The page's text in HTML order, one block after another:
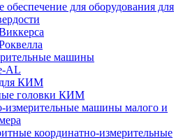
для оборудования для
машины
AL
для КИМ
головки КИМ
измерительные машины малого и
координатно-измерительные